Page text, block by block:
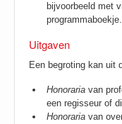
bijvoorbeeld met
programmaboekje.
Uitgaven
Een begroting kan uit
Honoraria van
een regisseur of
Honoraria van